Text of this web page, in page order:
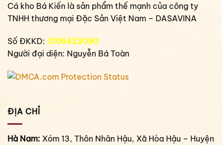
Cá kho Bá Kiến là sản phẩm thế mạnh của công ty
TNHH thương mại Đặc Sản Việt Nam – DASAVINA
Số ĐKKD: 0106423090
Người đại diện: Nguyễn Bá Toàn
ĐỊA CHỈ
Hà Nam: Xóm 13, Thôn Nhân Hậu, Xã Hòa Hậu – Huyện